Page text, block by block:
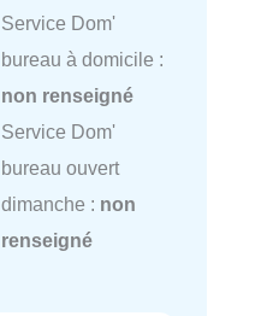
Service Dom'
bureau à domicile :
non renseigné
Service Dom'
bureau ouvert
dimanche : non
renseigné